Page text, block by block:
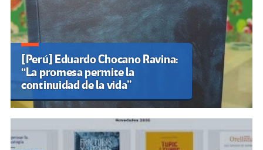
[Perú] Eduardo Chocano Ravina:
“La promesa permite la
continuidad de la vida”